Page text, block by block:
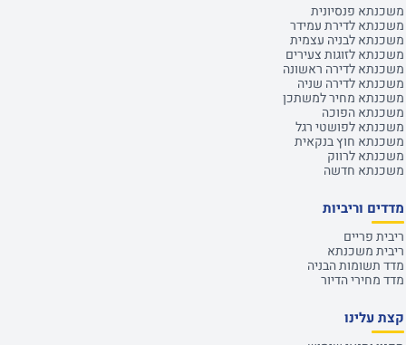
משכנתא פנסיונית
משכנתא לדירת עמידר
משכנתא לבניה עצמית
משכנתא לזוגות צעירים
משכנתא לדירה ראשונה
משכנתא לדירה שניה
משכנתא מחיר למשתכן
משכנתא הפוכה
משכנתא לפושטי רגל
משכנתא חוץ בנקאית
משכנתא לרווק
משכנתא חדשה
מדדים וריביות
ריבית פריים
ריבית משכנתא
מדד תשומות הבניה
מדד מחירי הדיור
קצת עלינו